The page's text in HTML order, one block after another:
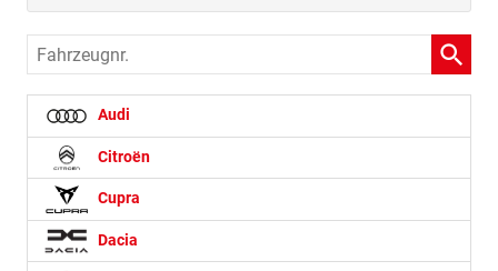
Fahrzeugnr.
Audi
Citroën
Cupra
Dacia